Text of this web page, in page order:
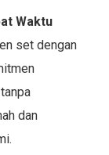
Waktu
set dengan
dan